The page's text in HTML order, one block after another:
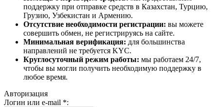
поддержку при отправке средств в Казахстан, Турцию,
Грузию, Узбекистан и Армению.
Отсутствие необходимости регистрации: вы можете
совершить обмен, не регистрируясь на сайте.
Минимальная верификация: для большинства
направлений не требуется KYC.
Круглосуточный режим работы: мы работаем 24/7,
чтобы вы могли получить необходимую поддержку в
любое время.
Авторизация
Логин или e-mail *: